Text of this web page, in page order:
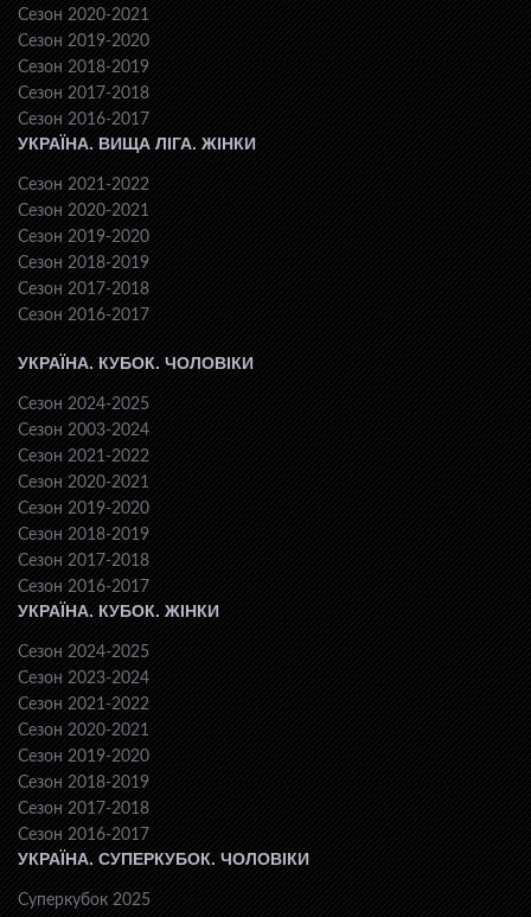
Сезон 2020-2021
Сезон 2019-2020
Сезон 2018-2019
Сезон 2017-2018
Сезон 2016-2017
УКРАЇНА. ВИЩА ЛІГА. ЖІНКИ
Сезон 2021-2022
Сезон 2020-2021
Сезон 2019-2020
Сезон 2018-2019
Сезон 2017-2018
Сезон 2016-2017
УКРАЇНА. КУБОК. ЧОЛОВІКИ
Сезон 2024-2025
Сезон 2003-2024
Сезон 2021-2022
Сезон 2020-2021
Сезон 2019-2020
Сезон 2018-2019
Сезон 2017-2018
Сезон 2016-2017
УКРАЇНА. КУБОК. ЖІНКИ
Сезон 2024-2025
Сезон 2023-2024
Сезон 2021-2022
Сезон 2020-2021
Сезон 2019-2020
Сезон 2018-2019
Сезон 2017-2018
Сезон 2016-2017
УКРАЇНА. СУПЕРКУБОК. ЧОЛОВІКИ
Суперкубок 2025